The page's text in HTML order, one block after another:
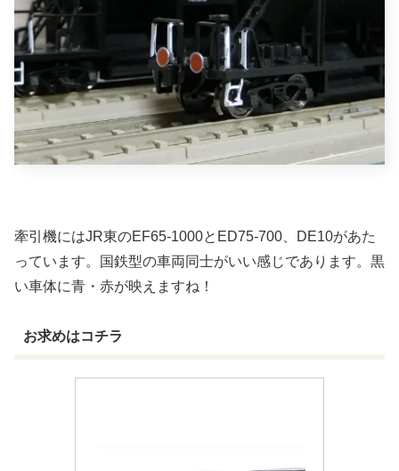
牽引機にはJR東のEF65‐1000とED75‐700、DE10があた
っています。国鉄型の車両同士がいい感じであります。黒
い車体に青・赤が映えますね！
お求めはコチラ